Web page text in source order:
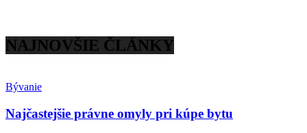
NAJNOVŠIE ČLÁNKY
Bývanie
Najčastejšie právne omyly pri kúpe bytu